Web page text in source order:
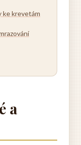
ke krevetám
a